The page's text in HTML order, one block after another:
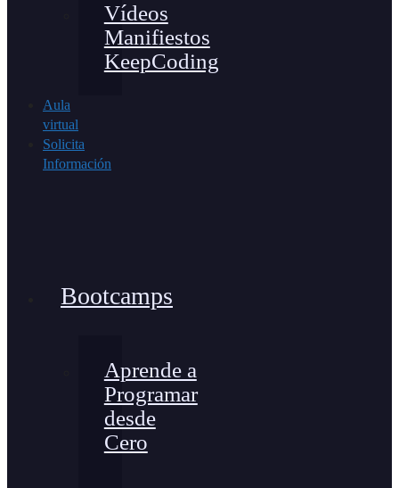
Vídeos
Manifiestos
KeepCoding
Aula
virtual
Solicita
Información
Bootcamps
Aprende a
Programar
desde
Cero